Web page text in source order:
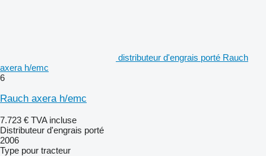
distributeur d'engrais porté Rauch
axera h/emc
6
Rauch axera h/emc
7.723 € TVA incluse
Distributeur d'engrais porté
2006
Type pour tracteur